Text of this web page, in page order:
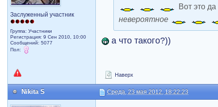
Заслуженный участник
Группа: Участники
Регистрация: 9 Сен 2010, 10:00
Сообщений: 5077
Пол:
Вот это да
невероятное
а что такого?))
Наверх
Nikita S Среда, 23 мая 2012, 18:22:23